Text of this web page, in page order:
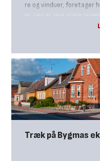
re og vinduer, foretager
er. Det er dog store
verskuelige i en tid hvor
Træk på Bygmas